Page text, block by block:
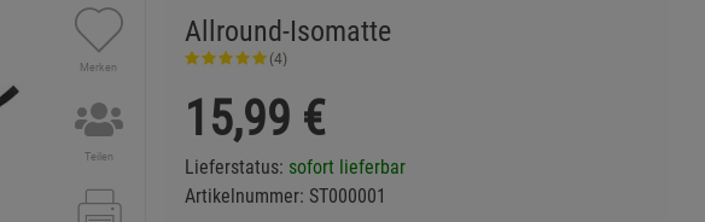
Merken
Teilen
Allround-Isomatte
(4)
15,99 €
Lieferstatus: sofort lieferbar
Artikelnummer: ST000001